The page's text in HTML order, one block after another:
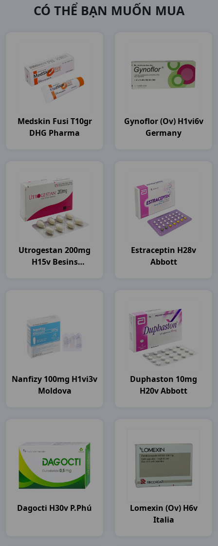
CÓ THỂ BẠN MUỐN MUA
Medskin Fusi T10gr
DHG Pharma
Gynoflor (ov) H1vi6v
Germany
Utrogestan 200mg
H15v Besins
Estraceptin H28v
Abbott
Nanfizy 100mg H1vi3v
Moldova
Duphaston 10mg
H20v Abbott
Dagocti H30v P.Phú
Lomexin (ov) H6v
Italia